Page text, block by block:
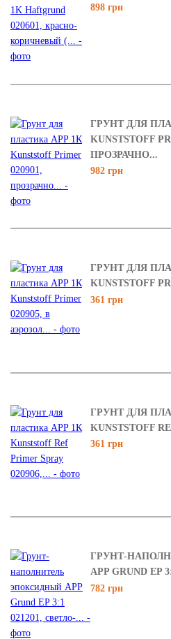
898 грн
ГРУНТ ДЛЯ
KUNSTSTOFF
ПРОЗРАЧНО...
982 грн
ГРУНТ ДЛЯ
KUNSTSTOFF
361 грн
ГРУНТ ДЛЯ
KUNSTSTOFF
361 грн
ГРУНТ-
APP GRUND EP
782 грн